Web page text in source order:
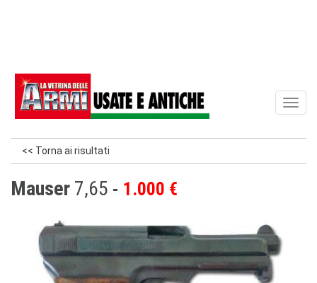
<< Torna ai risultati
Mauser 7,65 1.000 €